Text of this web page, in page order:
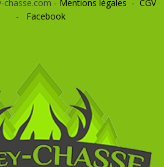
chasse.com - Mentions légales - CGV
- Facebook